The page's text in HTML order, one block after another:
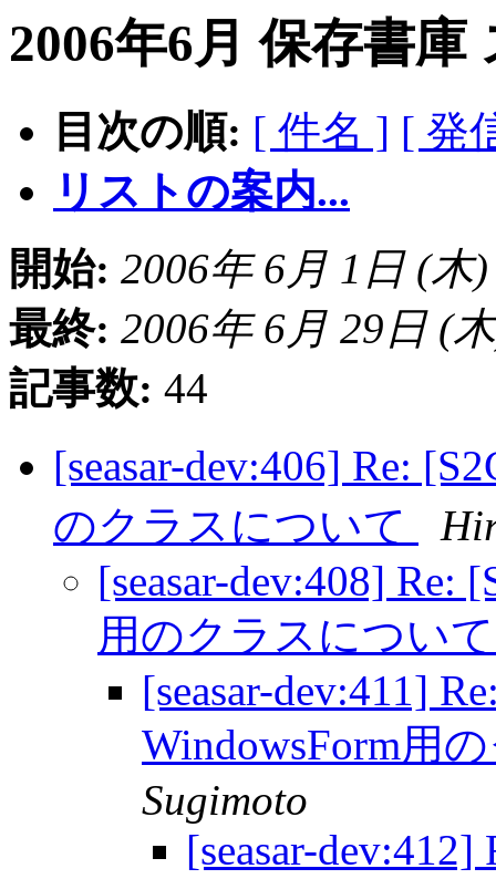
2006年6月 保存書庫
目次の順: [ 件名 ] [ 発
リストの案内...
開始: 2006年 6月 1日 (木
最終: 2006年 6月 29日 (
記事数: 44
[seasar-dev:406] Re:
のクラスについて
[seasar-dev:408] Re:
用のクラスについ
[seasar-dev:411]
WindowsForm用
Sugimoto
[seasar-